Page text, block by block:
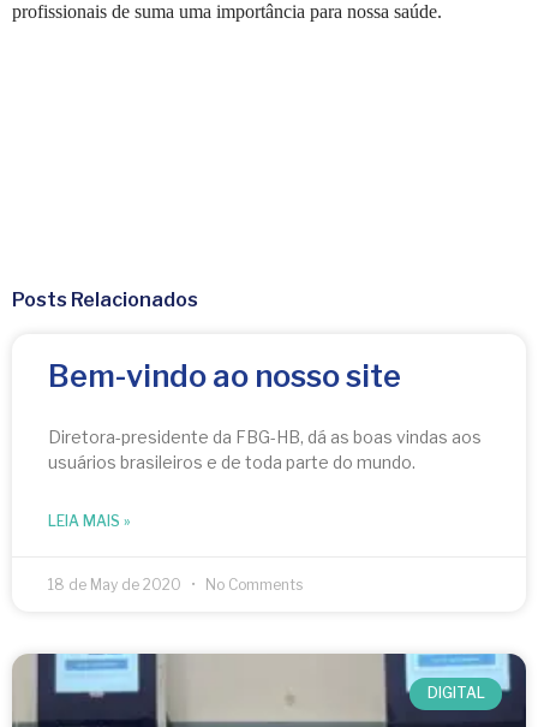
profissionais de suma uma importância para nossa saúde.
Posts Relacionados
Bem-vindo ao nosso site
Diretora-presidente da FBG-HB, dá as boas vindas aos
usuários brasileiros e de toda parte do mundo.
LEIA MAIS »
18 de May de 2020 No Comments
DIGITAL